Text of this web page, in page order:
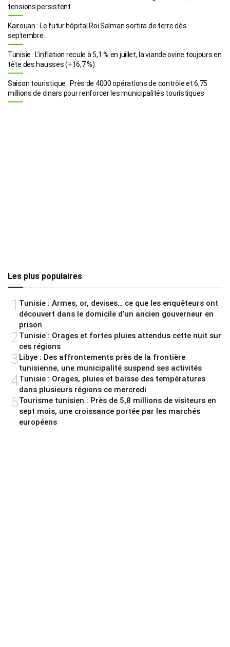
tensions persistent
Kairouan : Le futur hôpital Roi Salman sortira de terre dès
septembre
Tunisie : L’inflation recule à 5,1 % en juillet, la viande ovine toujours en
tête des hausses (+16,7 %)
Saison touristique : Près de 4000 opérations de contrôle et 6,75
millions de dinars pour renforcer les municipalités touristiques
Les plus populaires
1 Tunisie : Armes, or, devises… ce que les enquêteurs ont
découvert dans le domicile d’un ancien gouverneur en
prison
2Tunisie : Orages et fortes pluies attendus cette nuit sur
ces régions
3Libye : Des affrontements près de la frontière
tunisienne, une municipalité suspend ses activités
4Tunisie : Orages, pluies et baisse des températures
dans plusieurs régions ce mercredi
5Tourisme tunisien : Près de 5,8 millions de visiteurs en
sept mois, une croissance portée par les marchés
européens